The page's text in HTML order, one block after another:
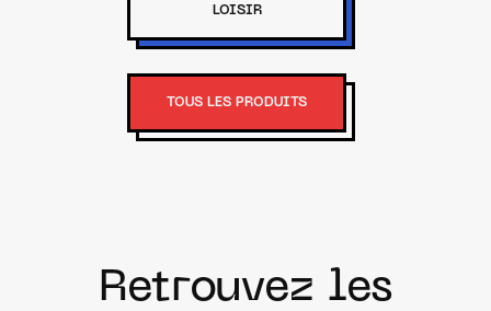
LOISIR
TOUS LES PRODUITS
Retrouvez les